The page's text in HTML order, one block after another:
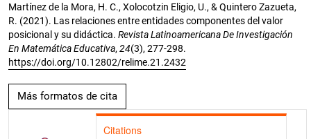
Martínez de la Mora, H. C., Xolocotzin Eligio, U., & Quintero Zazueta,
R. (2021). Las relaciones entre entidades componentes del valor
posicional y su didáctica. Revista Latinoamericana De Investigación
En Matemática Educativa, 24(3), 277-298.
https://doi.org/10.12802/relime.21.2432
Más formatos de cita
Citations